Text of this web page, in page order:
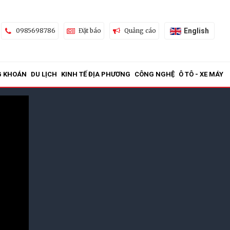
0985698786 Đặt báo Quảng cáo English
KHOÁN DU LỊCH KINH TẾ ĐỊA PHƯƠNG CÔNG NGHỆ Ô TÔ - XE MÁY